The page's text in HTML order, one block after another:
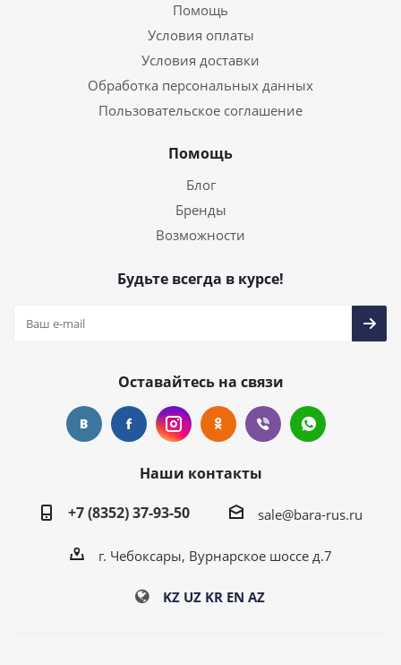
Помощь
Условия оплаты
Условия доставки
Обработка персональных данных
Пользовательское соглашение
Помощь
Блог
Бренды
Возможности
Будьте всегда в курсе!
Оставайтесь на связи
Наши контакты
+7 (8352) 37-93-50
sale@bara-rus.ru
г. Чебоксары, Вурнарское шоссе д.7
KZ UZ KR EN AZ